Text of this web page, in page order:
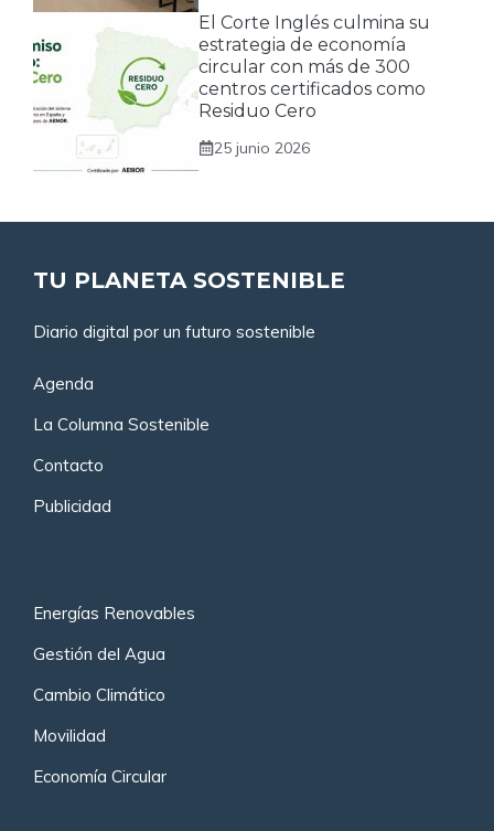
El Corte Inglés culmina su
estrategia de economía
circular con más de 300
centros certificados como
Residuo Cero
25 junio 2026
TU PLANETA SOSTENIBLE
Diario digital por un futuro sostenible
Agenda
La Columna Sostenible
Contacto
Publicidad
Energías Renovables
Gestión del Agua
Cambio Climático
Movilidad
Economía Circular